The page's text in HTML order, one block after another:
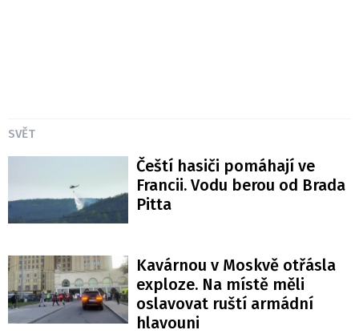
SVĚT
Čeští hasiči pomáhají ve
Francii. Vodu berou od Brada
Pitta
Kavárnou v Moskvě otřásla
exploze. Na místě měli
oslavovat ruští armádní
hlavouni